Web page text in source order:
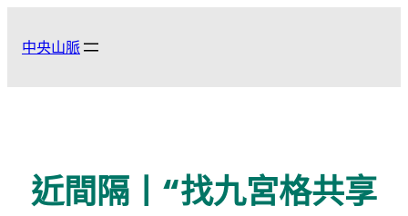
中央山脈
近間隔丨“找九宮格共享